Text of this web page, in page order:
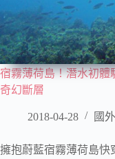
宿霧薄荷島！潛水初體
奇幻斷層
2018-04-28 國
擁抱蔚藍宿霧薄荷島快